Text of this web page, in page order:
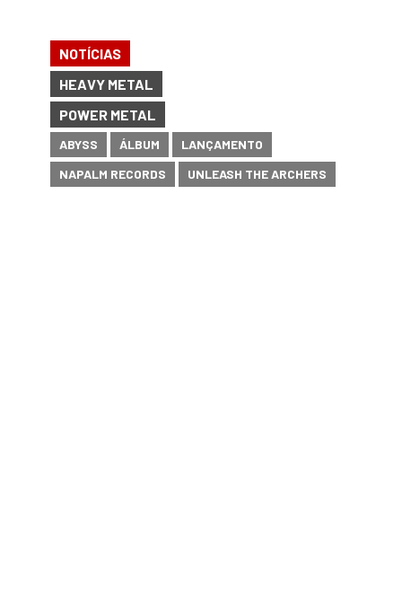
NOTÍCIAS
HEAVY METAL
POWER METAL
ABYSS ÁLBUM
LANÇAMENTO
NAPALM RECORDS
UNLEASH THE ARCHERS